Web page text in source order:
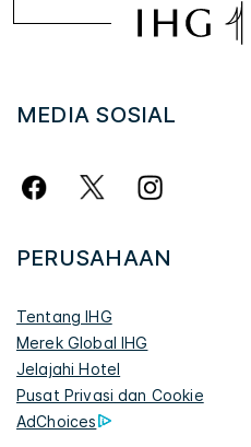
MEDIA SOSIAL
PERUSAHAAN
Tentang IHG
Merek Global IHG
Jelajahi Hotel
Pusat Privasi dan Cookie
AdChoices